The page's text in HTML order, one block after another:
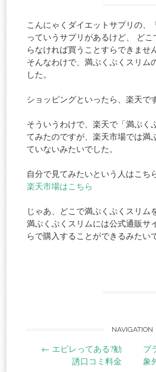
こんにゃくダイエットサプリの、
っていうサプリがあるけど、 ど
らなければ買うことすらできませ
そんなわけで、満ぷくぷくスリム
した。
ショッピングといったら、楽天で
そういうわけで、楽天で「満ぷく
てみたのですが、楽天市場では満
ていないみたいでした。
自分で見てみたいという人はこち
楽天市場はこちら
じゃあ、どこで満ぷくぷくスリム
満ぷくぷくスリムには公式通販サ
らで購入することができるみたい
navigation
NAVIGATION
← エピレってある?勧
誘口コミ料金
ブ
象